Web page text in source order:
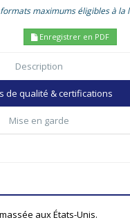
maximums éligibles à la
Enregistrer en PDF
Description
de qualité & certifications
Mise en garde
aux États-Unis.